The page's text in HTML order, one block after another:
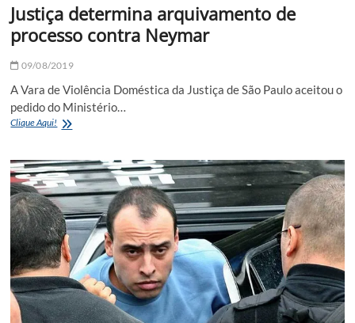
Justiça determina arquivamento de
processo contra Neymar
09/08/2019
A Vara de Violência Doméstica da Justiça de São Paulo aceitou o
pedido do Ministério…
Clique Aqui! Justiça
de
processo
contra
Neymar